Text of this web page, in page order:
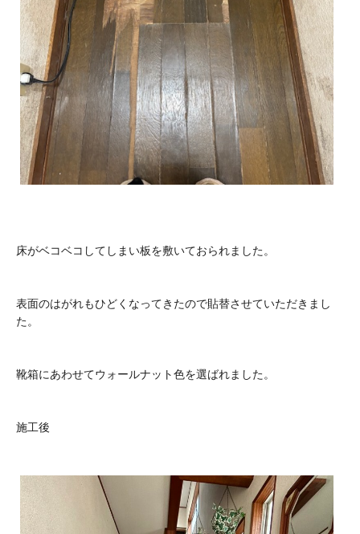
床がベコベコしてしまい板を敷いておられました。
表面のはがれもひどくなってきたので貼替させていただきまし
た。
靴箱にあわせてウォールナット色を選ばれました。
施工後